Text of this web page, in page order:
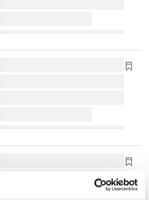
lorem ipsum dolor sit amet ...
lorem ipsum dolor sit amet ...
lorem ipsum dolor sit amet ...
lorem ipsum dolor sit amet ...